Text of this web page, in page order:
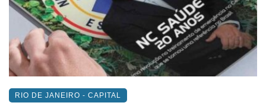
RIO DE JANEIRO - CAPITAL